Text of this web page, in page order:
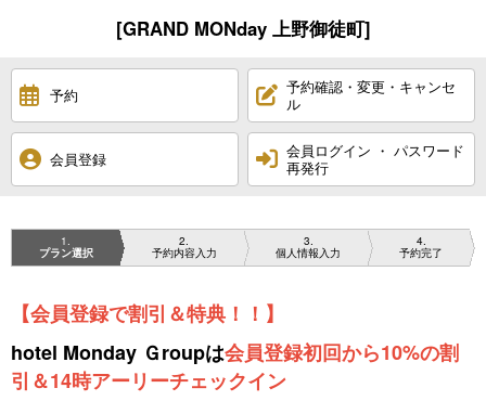
[GRAND MONday 上野御徒町]
予約
予約確認・変更・キャンセ
ル
会員登録
会員ログイン ・ パスワード
再発行
1
プラン選択
2
予約内容入力
3
個人情報入力
4
予約完了
【会員登録で割引＆特典！！】
hotel Monday Ｇroupは会員登録初回から10%の割
引＆14時アーリーチェックイン